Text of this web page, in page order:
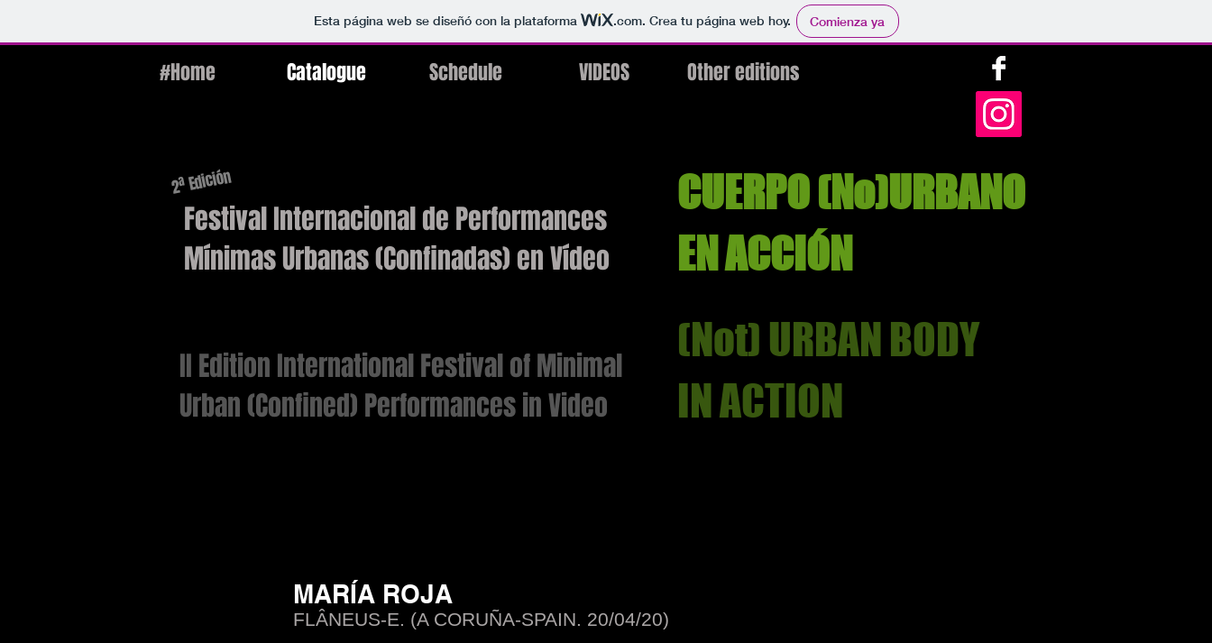
Esta página web se diseñó con la plataforma .com. Crea tu página web hoy. Comienza ya
#Home Catalogue Schedule VIDEOS Other editions
2ª Edición
Festival Internacional de Performances
Mínimas Urbanas (Confinadas) en Vídeo
II Edition International Festival of Minimal
Urban (Confined) Performances in Video
CUERPO (No)URBANO
EN ACCIÓN
(Not) URBAN BODY
IN ACTION
MARÍA ROJA
FLÂNEUS-E. (A CORUÑA-SPAIN. 20/04/20)